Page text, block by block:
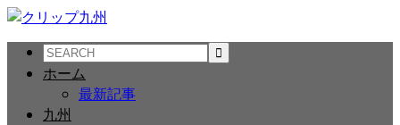
ホーム
最新記事
九州